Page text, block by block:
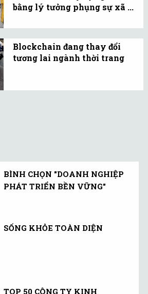
bằng lý tưởng phụng sự xã ...
đặc biệt trong ngành thời
trang Việt Nam.
Blockchain đang thay đổi
tương lai ngành thời trang
BÌNH CHỌN "DOANH NGHIỆP
PHÁT TRIỂN BỀN VỮNG"
SỐNG KHỎE TOÀN DIỆN
TOP 50 CÔNG TY KINH